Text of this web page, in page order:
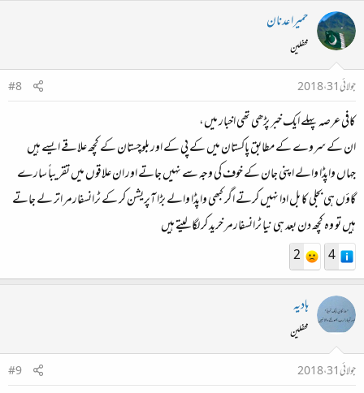
حمیرا عدنان
محفلین
جولائی 31، 2018
#8
کافی عرصہ پہلے ایک خبر پڑھی تھی اخبار میں،
ان کے سروے کے مطابق پاکستان میں کے پی کے اور بلوچستان کے کچھ علاقے ایسے ہیں
جہاں واپڈا والے اپنی جان کے خوف کی وجہ سے نہیں جاتے اور ان علاقوں میں تقریباً سارے
گاؤں ہی بجلی کا بل ادا نہیں کرتے اگر کبھی واپڈا والے بڑا آپریشن کر کے ٹرانسفارمر اتر لے جاتے
ہیں تو وہ کچھ دن بعد ہی نیا ٹرانسفارمر خرید کر لگا لیتے ہیں
4
2
ہادیہ
محفلین
جولائی 31، 2018
#9